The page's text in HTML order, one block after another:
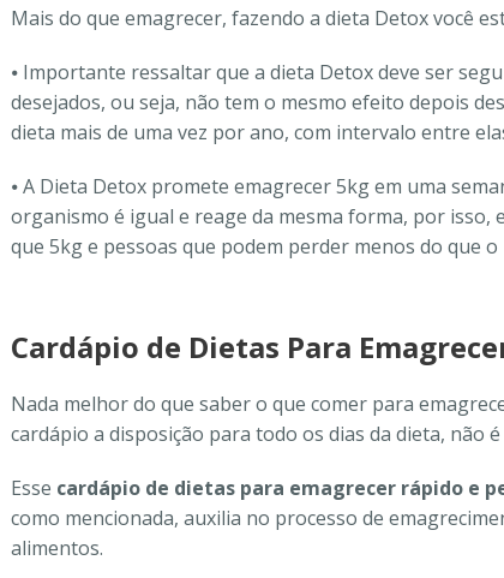
Mais do que emagrecer, fazendo a dieta Detox você
⦁ Importante ressaltar que a dieta Detox deve ser
desejados, ou seja, não tem o mesmo efeito depois
dieta mais de uma vez por ano, com intervalo entre
⦁A Dieta Detox promete emagrecer 5kg em uma
organismo é igual e reage da mesma forma, por isso,
que 5kg e pessoas que podem perder menos do que
Cardápio de Dietas Para
Nada melhor do que saber o que comer para
cardápio a disposição para todo os dias da dieta, não
Esse cardápio de dietas para emagrecer rápido e
como mencionada, auxilia no processo de
alimentos.